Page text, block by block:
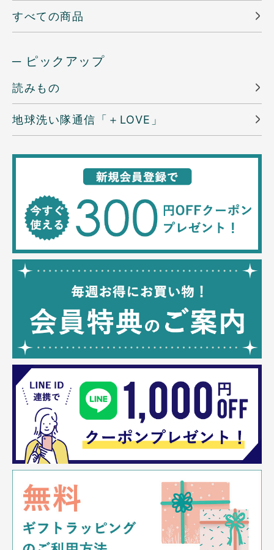
すべての商品
─ ピックアップ
読みもの
地球洗い隊通信「＋LOVE」